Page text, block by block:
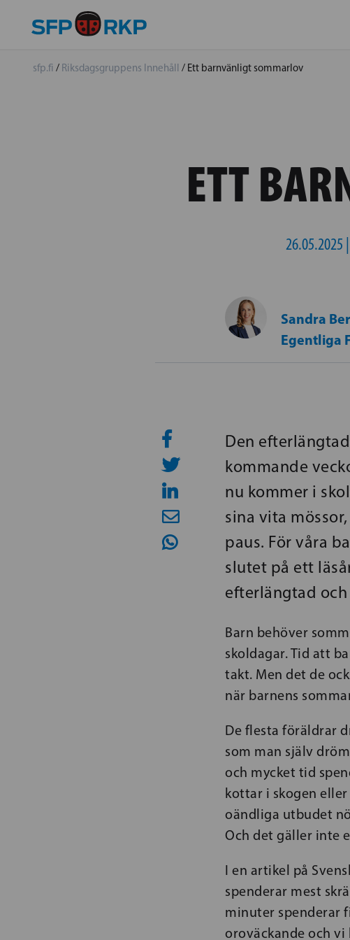
sfp.fi / Riksdagsgruppens Innehåll / Ett barnvänligt sommarlov
ETT
26.05.2025 |
Sandra
Egentliga
Den
kommande
nu kommer i
sina vita
paus. För våra
slutet på ett
efterlängtad
Barn behöver
skoldagar. Tid att
takt. Men det de
när barnens
De flesta föräldrar
som man själv
och mycket tid
kottar i skogen
oändliga utbudet
Och det gäller inte
I en artikel på
spenderar mest
minuter spenderar
oroväckande och